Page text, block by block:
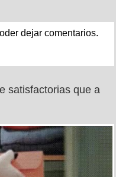
dejar comentarios.
satisfactorias que a